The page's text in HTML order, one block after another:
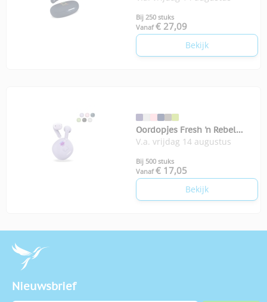
Bij 250 stuks
Vanaf € 27,09
Bekijk
Oordopjes Fresh 'n Rebel
Twins Core 2
V.a. vrijdag 14 augustus
Bij 500 stuks
Vanaf € 17,05
Bekijk
Nieuwsbrief